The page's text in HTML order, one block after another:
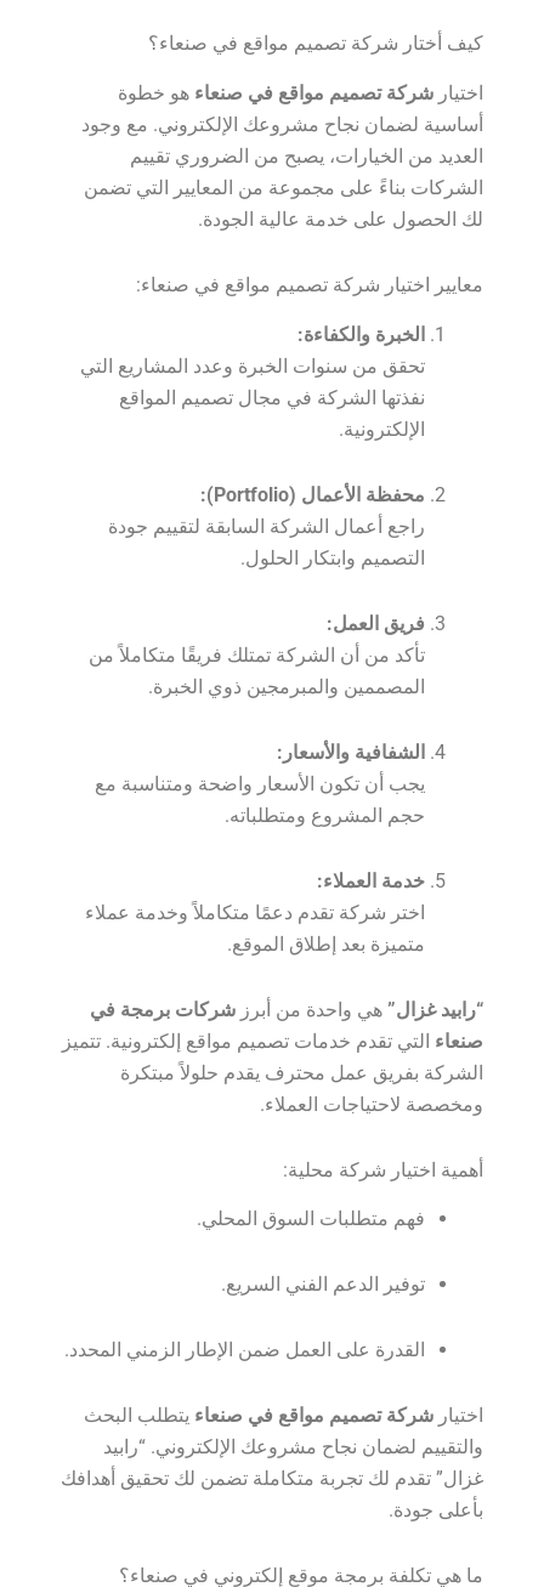
كيف أختار شركة تصميم مواقع في صنعاء؟
اختيارشركة تصميم مواقع في صنعاءهو خطوة
أساسية لضمان نجاح مشروعك الإلكتروني. مع وجود
العديد من الخيارات، يصبح من الضروري تقييم
الشركات بناءً على مجموعة من المعايير التي تضمن
لك الحصول على خدمة عالية الجودة.
معايير اختيار شركة تصميم مواقع في صنعاء:
الخبرة والكفاءة:
تحقق من سنوات الخبرة وعدد المشاريع التي
نفذتها الشركة في مجال تصميم المواقع
الإلكترونية.
محفظة الأعمال (Portfolio):
راجع أعمال الشركة السابقة لتقييم جودة
التصميم وابتكار الحلول.
فريق العمل:
تأكد من أن الشركة تمتلك فريقًا متكاملاً من
المصممين والمبرمجين ذوي الخبرة.
الشفافية والأسعار:
يجب أن تكون الأسعار واضحة ومتناسبة مع
حجم المشروع ومتطلباته.
خدمة العملاء:
اختر شركة تقدم دعمًا متكاملاً وخدمة عملاء
متميزة بعد إطلاق الموقع.
“رابيد غزال”هي واحدة من أبرزشركات برمجة في
صنعاءالتي تقدم خدمات تصميم مواقع إلكترونية. تتميز
الشركة بفريق عمل محترف يقدم حلولاً مبتكرة
ومخصصة لاحتياجات العملاء.
أهمية اختيار شركة محلية:
فهم متطلبات السوق المحلي.
توفير الدعم الفني السريع.
القدرة على العمل ضمن الإطار الزمني المحدد.
اختيارشركة تصميم مواقع في صنعاءيتطلب البحث
والتقييم لضمان نجاح مشروعك الإلكتروني. “رابيد
غزال” تقدم لك تجربة متكاملة تضمن لك تحقيق أهدافك
بأعلى جودة.
ما هي تكلفة برمجة موقع إلكتروني في صنعاء؟